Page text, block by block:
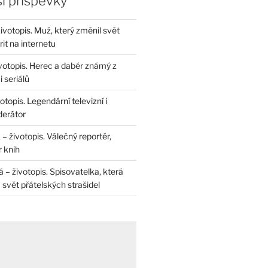
Muž, který změnil svět
na internetu
Herec a dabér známý z
seriálů
Legendární televizní i
životopis. Válečný reportér,
knih
– životopis. Spisovatelka, která
přátelských strašidel